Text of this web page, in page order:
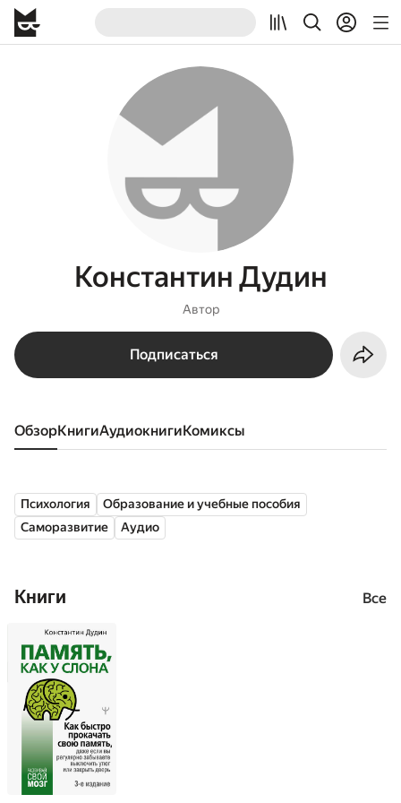
Константин Дудин
Автор
Подписаться
Обзор книги аудиокниги комиксы
Психология
Образование и учебные пособия
Саморазвитие
Аудио
Книги Все